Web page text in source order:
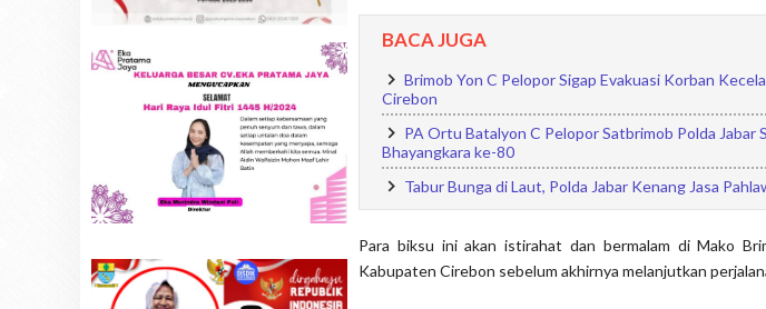
BACA JUGA
Brimob Yon C Pelopor Sigap Evakuasi Korban
Cirebon
PA Ortu Batalyon C Pelopor Satbrimob Polda Jabar
Bhayangkara ke-80
Tabur Bunga di Laut, Polda Jabar Kenang Jasa
Para biksu ini akan istirahat dan bermalam di Mako
Kabupaten Cirebon sebelum akhirnya melanjutkan